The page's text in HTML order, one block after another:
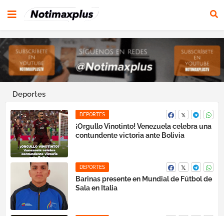
Deportes
DEPORTES
¡Orgullo Vinotinto! Venezuela celebra una
contundente victoria ante Bolivia
DEPORTES
Barinas presente en Mundial de Fútbol de
Sala en Italia